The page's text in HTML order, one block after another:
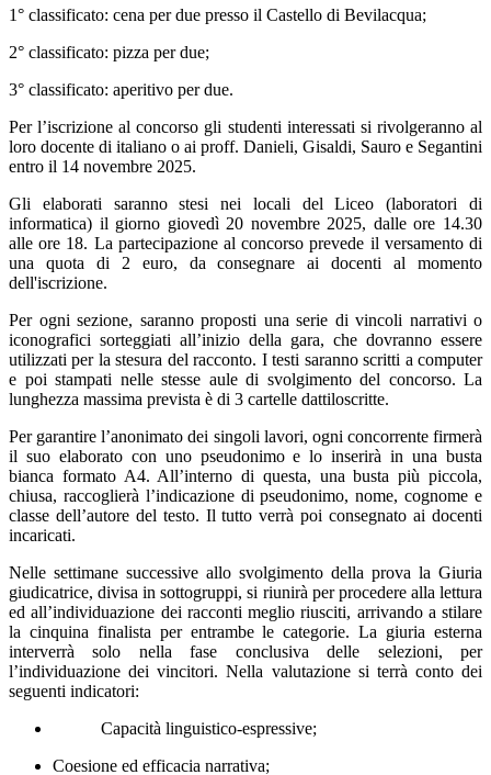
1° classificato: cena per due presso il Castello di Bevilacqua;
2° classificato: pizza per due;
3° classificato: aperitivo per due.
Per l’iscrizione al concorso gli studenti interessati si rivolgeranno al
loro docente di italiano o ai proff. Danieli, Gisaldi, Sauro e Segantini
entro il 14 novembre 2025.
Gli elaborati saranno stesi nei locali del Liceo (laboratori di
informatica) il giorno giovedì 20 novembre 2025, dalle ore 14.30
alle ore 18. La partecipazione al concorso prevede il versamento di
una quota di 2 euro, da consegnare ai docenti al momento
dell'iscrizione.
Per ogni sezione, saranno proposti una serie di vincoli narrativi o
iconografici sorteggiati all’inizio della gara, che dovranno essere
utilizzati per la stesura del racconto. I testi saranno scritti a computer
e poi stampati nelle stesse aule di svolgimento del concorso. La
lunghezza massima prevista è di 3 cartelle dattiloscritte.
Per garantire l’anonimato dei singoli lavori, ogni concorrente firmerà
il suo elaborato con uno pseudonimo e lo inserirà in una busta
bianca formato A4. All’interno di questa, una busta più piccola,
chiusa, raccoglierà l’indicazione di pseudonimo, nome, cognome e
classe dell’autore del testo. Il tutto verrà poi consegnato ai docenti
incaricati.
Nelle settimane successive allo svolgimento della prova la Giuria
giudicatrice, divisa in sottogruppi, si riunirà per procedere alla lettura
ed all’individuazione dei racconti meglio riusciti, arrivando a stilare
la cinquina finalista per entrambe le categorie. La giuria esterna
interverrà solo nella fase conclusiva delle selezioni, per
l’individuazione dei vincitori. Nella valutazione si terrà conto dei
seguenti indicatori:
Capacità linguistico-espressive;
Coesione ed efficacia narrativa;